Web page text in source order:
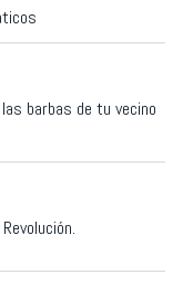
barbas de tu vecino